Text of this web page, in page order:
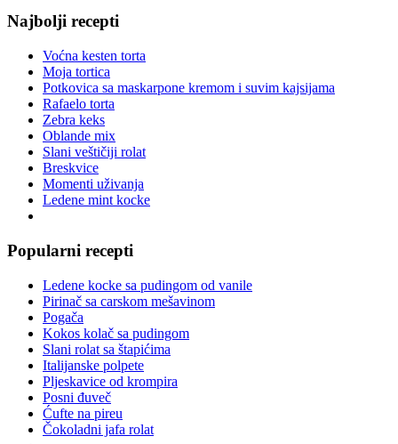
Najbolji recepti
Voćna kesten torta
Moja tortica
Potkovica sa maskarpone kremom i suvim kajsijama
Rafaelo torta
Zebra keks
Oblande mix
Slani veštičiji rolat
Breskvice
Momenti uživanja
Ledene mint kocke
Popularni recepti
Ledene kocke sa pudingom od vanile
Pirinač sa carskom mešavinom
Pogača
Kokos kolač sa pudingom
Slani rolat sa štapićima
Italijanske polpete
Pljeskavice od krompira
Posni đuveč
Ćufte na pireu
Čokoladni jafa rolat